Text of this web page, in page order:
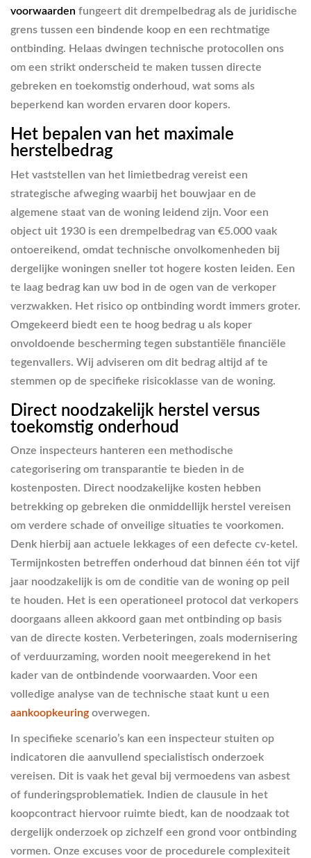
voorwaarden fungeert dit drempelbedrag als de juridische
grens tussen een bindende koop en een rechtmatige
ontbinding. Helaas dwingen technische protocollen ons
om een strikt onderscheid te maken tussen directe
gebreken en toekomstig onderhoud, wat soms als
beperkend kan worden ervaren door kopers.
Het bepalen van het maximale
herstelbedrag
Het vaststellen van het limietbedrag vereist een
strategische afweging waarbij het bouwjaar en de
algemene staat van de woning leidend zijn. Voor een
object uit 1930 is een drempelbedrag van €5.000 vaak
ontoereikend, omdat technische onvolkomenheden bij
dergelijke woningen sneller tot hogere kosten leiden. Een
te laag bedrag kan uw bod in de ogen van de verkoper
verzwakken. Het risico op ontbinding wordt immers groter.
Omgekeerd biedt een te hoog bedrag u als koper
onvoldoende bescherming tegen substantiële financiële
tegenvallers. Wij adviseren om dit bedrag altijd af te
stemmen op de specifieke risicoklasse van de woning.
Direct noodzakelijk herstel versus
toekomstig onderhoud
Onze inspecteurs hanteren een methodische
categorisering om transparantie te bieden in de
kostenposten. Direct noodzakelijke kosten hebben
betrekking op gebreken die onmiddellijk herstel vereisen
om verdere schade of onveilige situaties te voorkomen.
Denk hierbij aan actuele lekkages of een defecte cv-ketel.
Termijnkosten betreffen onderhoud dat binnen één tot vijf
jaar noodzakelijk is om de conditie van de woning op peil
te houden. Het is een operationeel protocol dat verkopers
doorgaans alleen akkoord gaan met ontbinding op basis
van de directe kosten. Verbeteringen, zoals modernisering
of verduurzaming, worden nooit meegerekend in het
kader van de ontbindende voorwaarden. Voor een
volledige analyse van de technische staat kunt u een
aankoopkeuring overwegen.
In specifieke scenario’s kan een inspecteur stuiten op
indicatoren die aanvullend specialistisch onderzoek
vereisen. Dit is vaak het geval bij vermoedens van asbest
of funderingsproblematiek. Indien de clausule in het
koopcontract hiervoor ruimte biedt, kan de noodzaak tot
dergelijk onderzoek op zichzelf een grond voor ontbinding
vormen. Onze excuses voor de procedurele complexiteit